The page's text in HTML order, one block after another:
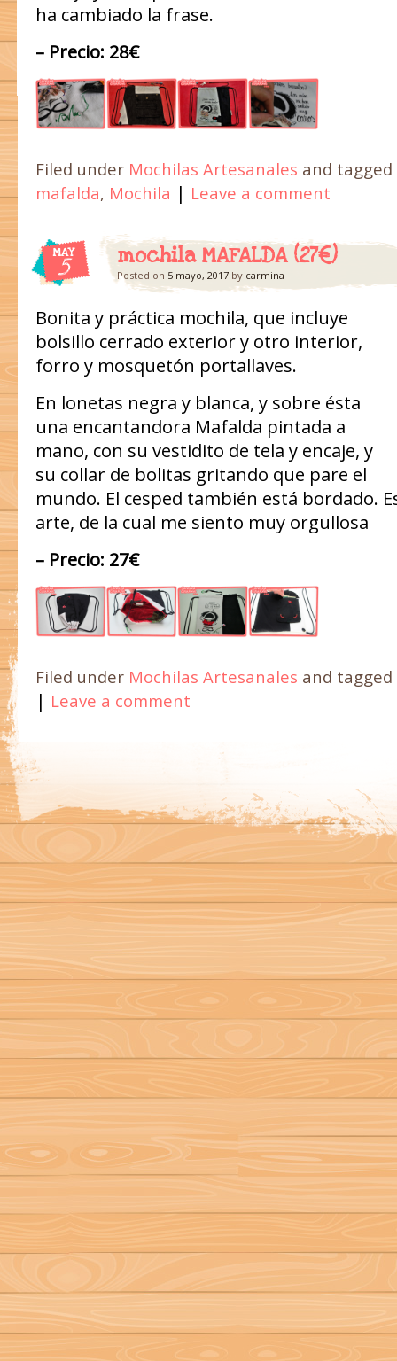
ha cambiado la frase.
– Precio: 28€
Filed under Mochilas Artesanales and tagged
mafalda, Mochila | Leave a comment
MAY
5 mochila MAFALDA (27€)
Posted on 5 mayo, 2017 by carmina
Bonita y práctica mochila, que incluye
bolsillo cerrado exterior y otro interior,
forro y mosquetón portallaves.
En lonetas negra y blanca, y sobre ésta
una encantandora Mafalda pintada a
mano, con su vestidito de tela y encaje, y
su collar de bolitas gritando que pare el
mundo. El cesped también está bordado.
arte, de la cual me siento muy orgullosa
– Precio: 27€
Filed under Mochilas Artesanales and tagged
| Leave a comment